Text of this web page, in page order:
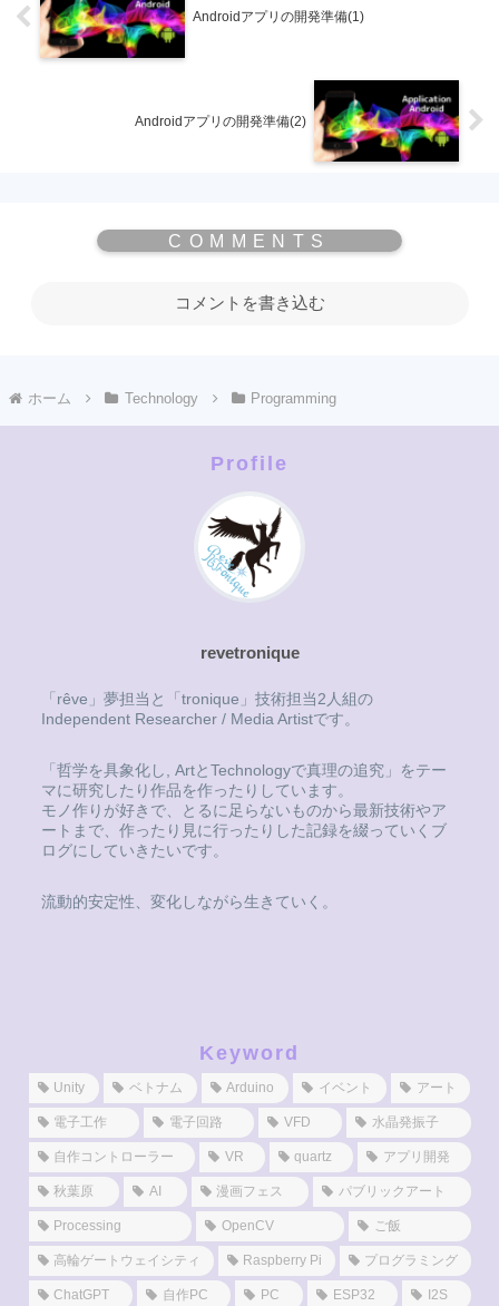
Androidアプリの開発準備(1)
Androidアプリの開発準備(2)
コメントを書き込む
ホーム Technology Programming
Profile
revetronique
「rêve」夢担当と「tronique」技術担当2人組の
Independent Researcher / Media Artistです。
「哲学を具象化し, ArtとTechnologyで真理の追究」をテー
マに研究したり作品を作ったりしています。
モノ作りが好きで、とるに足らないものから最新技術やア
ートまで、作ったり見に行ったりした記録を綴っていくブ
ログにしていきたいです。
流動的安定性、変化しながら生きていく。
Keyword
Unity ベトナム Arduino イベント アート
電子工作 電子回路 VFD 水晶発振子
自作コントローラー VR quartz アプリ開発
秋葉原 AI 漫画フェス パブリックアート
Processing OpenCV ご飯
高輪ゲートウェイシティ Raspberry Pi プログラミング
ChatGPT 自作PC PC ESP32 I2S